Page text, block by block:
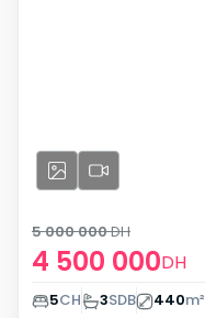
4 500 000DH
5 000 000DH
5CH 3SDB 440m²